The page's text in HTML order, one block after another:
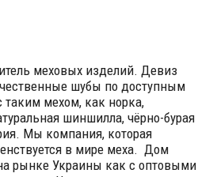
меховых изделий. Девиз
шубы по доступным
мехом, как норка,
шиншилла, чёрно-бурая
Мы компания, которая
в мире меха. Дом
на рынке Украины как с оптовыми